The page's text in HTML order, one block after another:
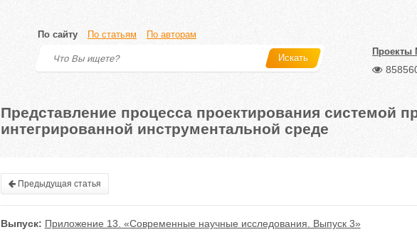
По сайту По статьям По авторам
Искать
Представление процесса проектирования системой
интегрированной инструментальной среде
Предыдущая статья
Выпуск: Приложение 13. «Современные научные исследования. Выпуск 3»